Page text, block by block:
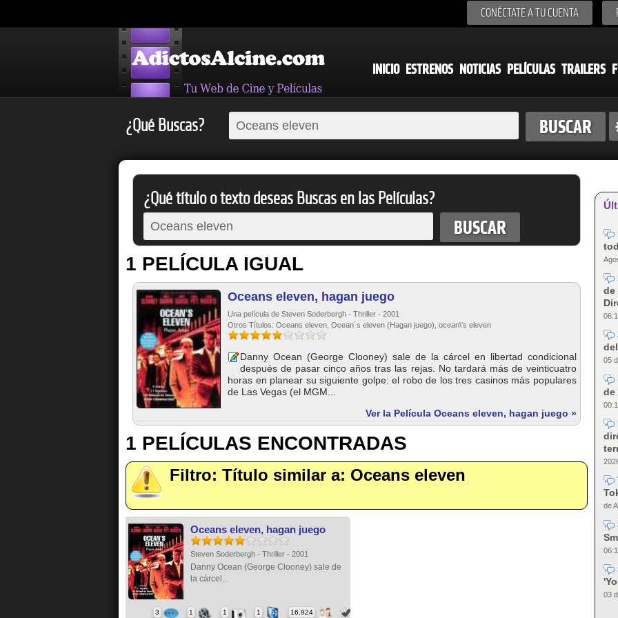
CONÉCTATE A TU CUENTA
INICIO ESTRENOS NOTICIAS PELÍCULAS TRAILERS
¿Qué Buscas?
¿Qué título o texto deseas Buscas en las Películas?
1 PELÍCULA IGUAL
Oceans eleven, hagan juego
Una película de Steven Soderbergh - Thriller - 2001
Otros Títulos: Oceans eleven, Ocean´s eleven (Hagan juego), ocean\'s eleven
Danny Ocean (George Clooney) sale de la cárcel en libertad condicional
después de pasar cinco años tras las rejas. No tardará más de veinticuatro
horas en planear su siguiente golpe: el robo de los tres casinos más populares
de Las Vegas (el MGM...
Ver la Película Oceans eleven, hagan juego »
1 PELÍCULAS ENCONTRADAS
Filtro: Título similar a: Oceans eleven
Oceans eleven, hagan juego
Steven Soderbergh - Thriller - 2001
Danny Ocean (George Clooney) sale de
la cárcel...
3 1 1 1 16,924
de
05
de
de
03